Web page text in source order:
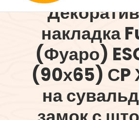
накладка
(Фуаро)
(90х65)
на